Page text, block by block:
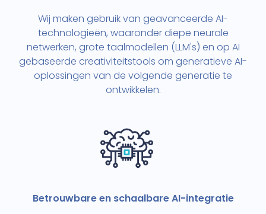
Wij maken gebruik van geavanceerde AI-
technologieën, waaronder diepe neurale
netwerken, grote taalmodellen (LLM's) en op AI
gebaseerde creativiteitstools om generatieve AI-
oplossingen van de volgende generatie te
ontwikkelen.
Betrouwbare en schaalbare AI-integratie